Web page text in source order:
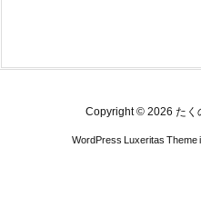
Copyright © 2026 たく
WordPress Luxeritas Theme